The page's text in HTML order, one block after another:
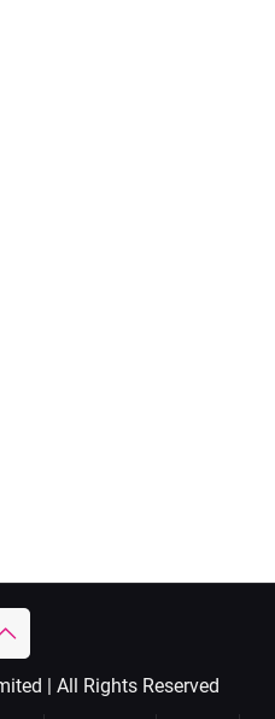
| All Rights Reserved